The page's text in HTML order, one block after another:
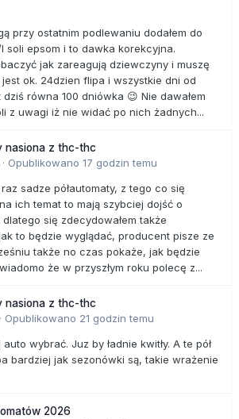
przy ostatnim podlewaniu dodałem do
soli epsom i to dawka korekcyjna.
jak zareagują dziewczyny i muszę
ok. 24dzien flipa i wszystkie dni od
dziś równa 100 dniówka 😉 Nie dawałem
z uwagi iż nie widać po nich żadnych...
nasiona z thc-thc
· Opublikowano 17 godzin temu
sadze półautomaty, z tego co się
ich temat to mają szybciej dojść o
się zdecydowałem także
to będzie wyglądać, producent pisze ze
także no czas pokaże, jak będzie
że w przyszłym roku polecę z...
nasiona z thc-thc
· Opublikowano 21 godzin temu
wybrać. Juz by ładnie kwitły. A te pół
bardziej jak sezonówki są, takie wrażenie
2026